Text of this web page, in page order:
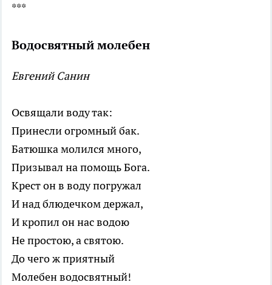
***
Водосвятный молебен
Евгений Санин
Освящали воду так:
Принесли огромный бак.
Батюшка молился много,
Призывал на помощь Бога.
Крест он в воду погружал
И над блюдечком держал,
И кропил он нас водою
Не простою, а святою.
До чего ж приятный
Молебен водосвятный!